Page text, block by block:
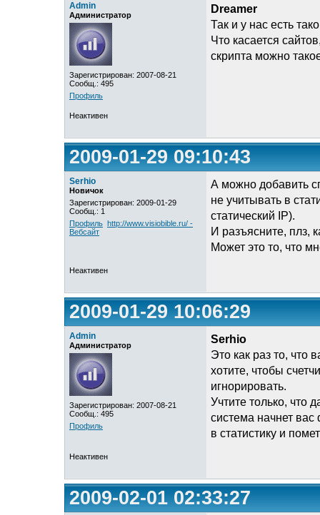
Admin
Администратор
Зарегистрирован: 2007-08-21
Сообщ.: 495
Профиль
Dreamer
Так и у нас есть
Что касается
скрипта можно
Неактивен
2009-01-29 09:10:43
Serhio
Новичок
Зарегистрирован: 2009-01-29
Сообщ.: 1
Профиль http://www.visiobible.ru/ -
Вебсайт
А можно добавить
не учитывать в
статический IP).
И разъясните, плз,
Может это то, что
Неактивен
2009-01-29 10:06:29
Admin
Администратор
Зарегистрирован: 2007-08-21
Сообщ.: 495
Профиль
Serhio
Это как раз то, что
хотите, чтобы
игнорировать.
Учтите только, что
система начнет
в статистику и
Неактивен
2009-02-01 02:33:27